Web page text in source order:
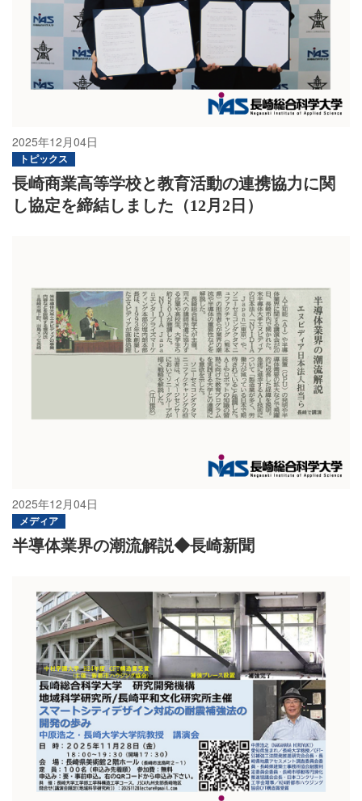
2025年12月04日
トピックス
長崎商業高等学校と教育活動の連携協力に関
し協定を締結しました（12月2日）
2025年12月04日
メディア
半導体業界の潮流解説◆長崎新聞